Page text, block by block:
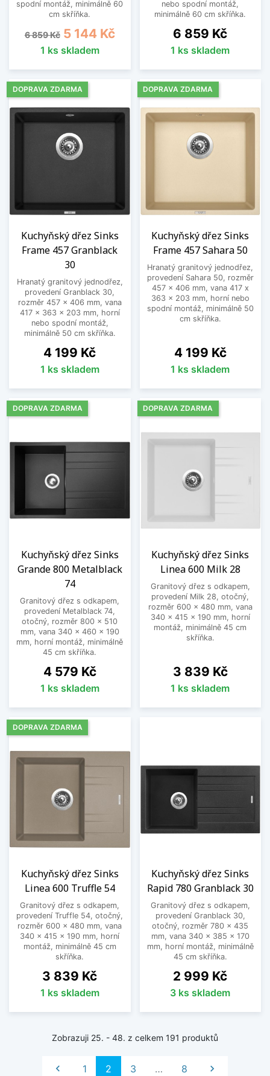
spodní montáž, minimálně 60
cm skříňka.
Běžná cena
6 859 Kč Cena
5 144 Kč
1 ks skladem
nebo spodní montáž,
minimálně 60 cm skříňka.
Cena
6 859 Kč
1 ks skladem
Kuchyňský dřez Sinks
Frame 457 Granblack
30
Hranatý granitový jednodřez,
provedení Granblack 30,
rozměr 457 x 406 mm, vana
417 x 363 x 203 mm, horní
nebo spodní montáž,
minimálně 50 cm skříňka.
Cena
4 199 Kč
1 ks skladem
DOPRAVA ZDARMA
Kuchyňský dřez Sinks
Frame 457 Sahara 50
Hranatý granitový jednodřez,
provedení Sahara 50, rozměr
457 x 406 mm, vana 417 x
363 x 203 mm, horní nebo
spodní montáž, minimálně 50
cm skříňka.
Cena
4 199 Kč
1 ks skladem
DOPRAVA ZDARMA
Kuchyňský dřez Sinks
Grande 800 Metalblack
74
Granitový dřez s odkapem,
provedení Metalblack 74,
otočný, rozměr 800 x 510
mm, vana 340 x 460 x 190
mm, horní montáž, minimálně
45 cm skříňka.
Cena
4 579 Kč
1 ks skladem
DOPRAVA ZDARMA
Kuchyňský dřez Sinks
Linea 600 Milk 28
Granitový dřez s odkapem,
provedení Milk 28, otočný,
rozměr 600 x 480 mm, vana
340 x 415 x 190 mm, horní
montáž, minimálně 45 cm
skříňka.
Cena
3 839 Kč
1 ks skladem
DOPRAVA ZDARMA
Kuchyňský dřez Sinks
Linea 600 Truffle 54
Granitový dřez s odkapem,
provedení Truffle 54, otočný,
rozměr 600 x 480 mm, vana
340 x 415 x 190 mm, horní
montáž, minimálně 45 cm
skříňka.
Cena
3 839 Kč
1 ks skladem
DOPRAVA ZDARMA
Kuchyňský dřez Sinks
Rapid 780 Granblack 30
Granitový dřez s odkapem,
provedení Granblack 30,
otočný, rozměr 780 x 435
mm, vana 340 x 385 x 170
mm, horní montáž, minimálně
45 cm skříňka.
Cena
2 999 Kč
3 ks skladem
Zobrazuji 25. - 48. z celkem 191 produktů
Předchozí
 1 2 3 … 8 Další
